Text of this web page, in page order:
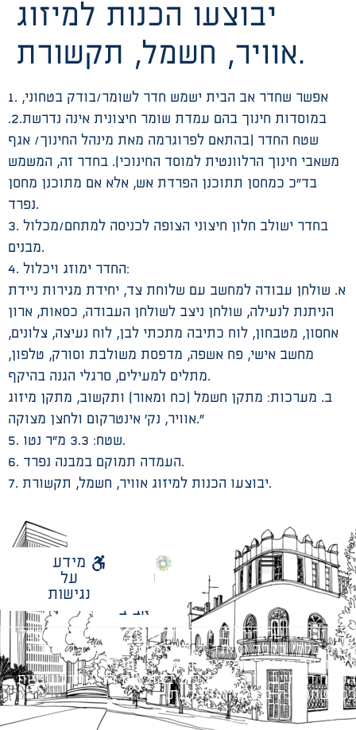
יבוצעו הכנות למיזוג
אוויר, חשמל, תקשורת.
1. אפשר שחדר אב הבית ישמש חדר לשומר/בודק בטחוני,
במוסדות חינוך בהם עמדת שומר חיצונית אינה נדרשת.2.
שטח החדר (בהתאם לפרוגרמה מאת מינהל החינוך/ אגף
משאבי חינוך הרלוונטית למוסד החינוכי). בחדר זה, המשמש
בד”כ כמחסן תתוכנן הפרדת אש, אלא אם מתוכנן מחסן
נפרד.
3. בחדר ישולב חלון חיצוני הצופה לכניסה למתחם/מכלול
מבנים.
4. החדר ימוזג ויכלול:
א. שולחן עבודה למחשב עם שלוחת צד, יחידת מגירות ניידת
הניתנת לנעילה, שולחן ניצב לשולחן העבודה, כסאות, ארון
אחסון, מטבחון, לוח כתיבה מתכתי לבן, לוח נעיצה, צלונים,
מחשב אישי, פח אשפה, מדפסת משולבת וסורק, טלפון,
מתלים למעילים, סרגלי הגנה בהיקף.
ב. מערכות: מתקן חשמל (כח ומאור) ותקשוב, מתקן מיזוג
אוויר, נק’ אינטרקום ולחצן מצוקה.”
5. שטח: 3.3 מ”ר נטו.
6. העמדה תמוקם במבנה נפרד.
7. יבוצעו הכנות למיזוג אוויר, חשמל, תקשורת.
עיריית
אביב
מידע
על
נגישות
כל הזכויות שמורות לעיריית תל-אביב-יפו. האתר מספק
מידע כללי בלבד ומאגד הנחיות תכנוניות בלבד למבני
ציבור על פי נהלי עיריית תל אביב-יפו.
הנוסח המחייב הוא זה הקבוע בהוראות הדין הרלוונטיות
כפי שתהיינה בתוקף מעת לעת.